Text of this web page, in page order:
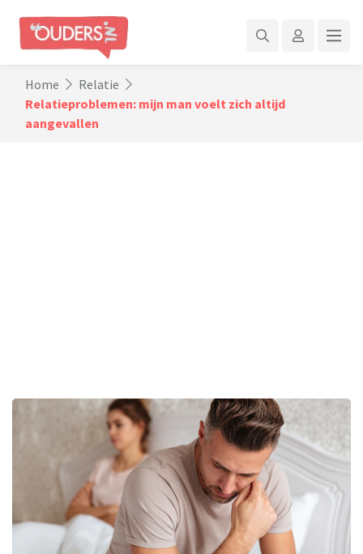
Home
Relatie
Relatieproblemen: mijn man voelt zich altijd
aangevallen